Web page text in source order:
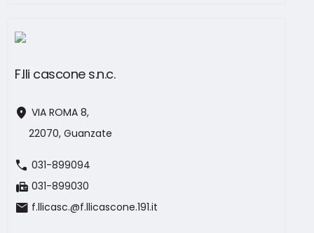
F.lli cascone s.n.c.
location_on VIA ROMA 8,
22070, Guanzate
call 031-899094
fax 031-899030
mail f.llicasc.@f.llicascone.191.it